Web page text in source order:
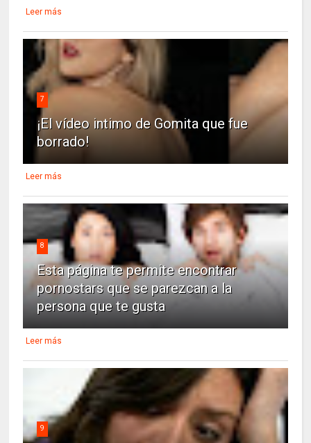
Leer más
7
¡El vídeo intimo de Gomita que fue
borrado!
Leer más
8
Esta página te permite encontrar
pornostars que se parezcan a la
persona que te gusta
Leer más
9